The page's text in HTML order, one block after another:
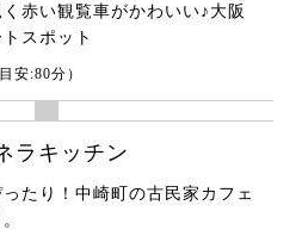
赤い観覧車がかわいい♪大阪
スポット
安:80分）
ラキッチン
たり！中崎町の古民家カフェ